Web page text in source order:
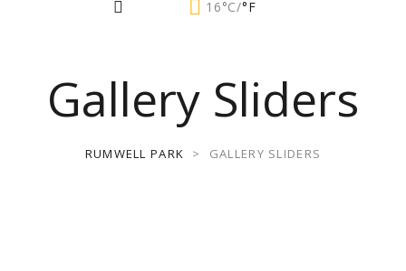
16°C/°F
Gallery Sliders
RUMWELL PARK > GALLERY SLIDERS